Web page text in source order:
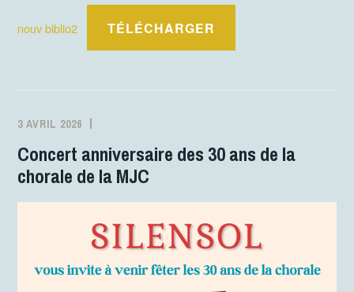
nouv biblio2 TÉLÉCHARGER
3 AVRIL 2026
Concert anniversaire des 30 ans de la
chorale de la MJC